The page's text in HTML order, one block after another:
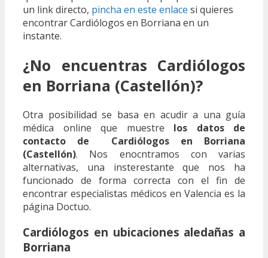
un link directo, pincha en este enlace si quieres
encontrar Cardiólogos en Borriana en un
instante.
¿No encuentras Cardiólogos
en Borriana (Castellón)?
Otra posibilidad se basa en acudir a una guía
médica online que muestre los datos de
contacto de Cardiólogos en Borriana
(Castellón). Nos enocntramos con varias
alternativas, una insterestante que nos ha
funcionado de forma correcta con el fin de
encontrar especialistas médicos en Valencia es la
página Doctuo.
Cardiólogos en ubicaciones aledañas a
Borriana